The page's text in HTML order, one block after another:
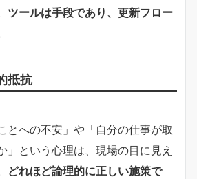
ツールは手段であり、更新フロー
抵抗
とへの不安」や「自分の仕事が取
」という心理は、現場の目に見え
どれほど論理的に正しい施策で